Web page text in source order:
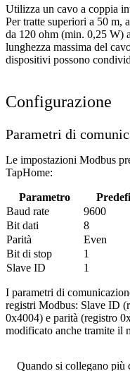
Utilizza un cavo a coppia
Per tratte superiori a 50 m,
da 120 ohm (min. 0,25 W)
lunghezza massima del
dispositivi possono
Configurazione
Parametri di
Le impostazioni Modbus
TapHome:
Parametro
Baud rate
9600
Bit dati
8
Parità
Even
Bit di stop
1
Slave ID
1
I parametri di
registri Modbus: Slave ID
0x4004) e parità (registro
modificato anche tramite il
Quando si collegano più